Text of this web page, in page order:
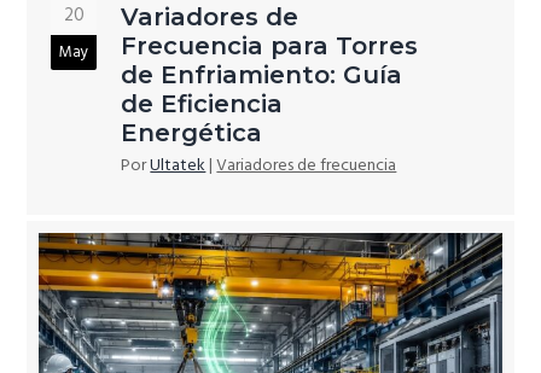
20
May
Variadores de
Frecuencia para Torres
de Enfriamiento: Guía
de Eficiencia
Energética
PorUltatek|Variadores de frecuencia